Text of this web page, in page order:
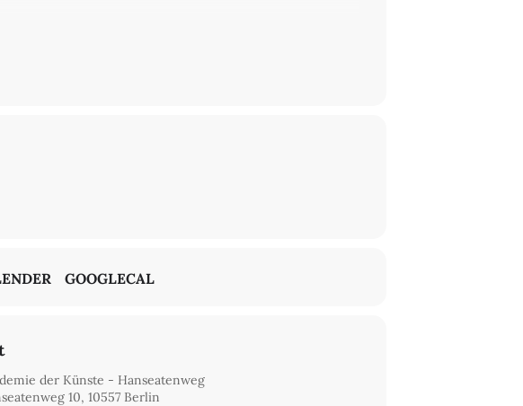
GOOGLECAL
der Künste - Hanseatenweg
10, 10557 Berlin